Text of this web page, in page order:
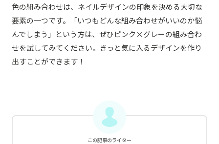
色の組み合わせは、ネイルデザインの印象を決める大切な
要素の一つです。「いつもどんな組み合わせがいいのか悩
んでしまう」という方は、ぜひピンク×グレーの組み合わ
せを試してみてください。きっと気に入るデザインを作り
出すことができます！
この記事のライター